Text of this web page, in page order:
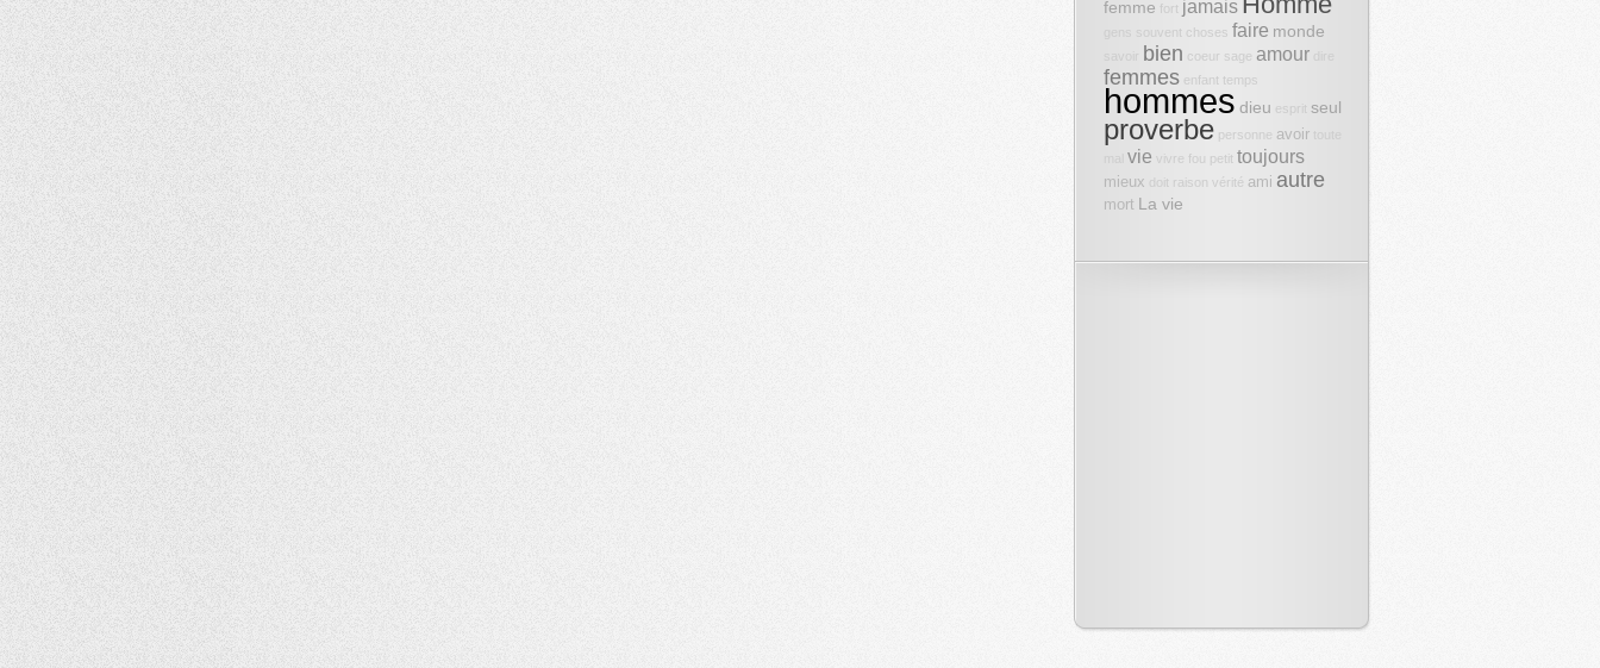
femme fort jamais
souvent choses faire monde
bien coeur sage amour
femmes enfant temps
hommes dieu esprit seul
proverbe personne avoir
vie vivre fou petit toujours
mieux doit raison vérité ami autre
mort La vie